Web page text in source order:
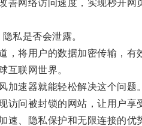
网络访问速度，实现秒开网
私是否会泄露。
将用户的数据加密传输，有
联网世界。
速器就能轻松解决这个问题。
问被封锁的网站，让用户享
、隐私保护和无限连接的优